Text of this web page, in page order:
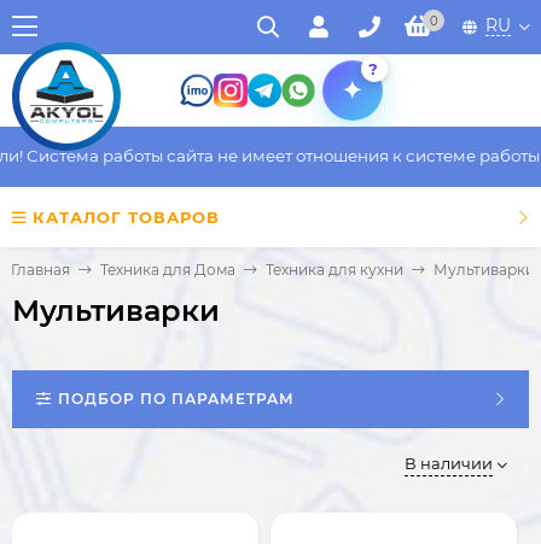
0 RU
?
работы сайта не имеет отношения к системе работы
КАТАЛОГ ТОВАРОВ
Главная Техника для Дома Техника для кухни Мультиварки
Мультиварки
ПОДБОР ПО ПАРАМЕТРАМ
В наличии